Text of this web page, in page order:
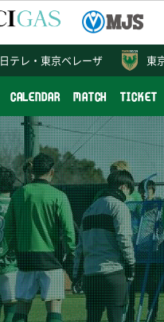
東
CALENDAR MATCH TICKET
日テレ・ 東京ベレーザ